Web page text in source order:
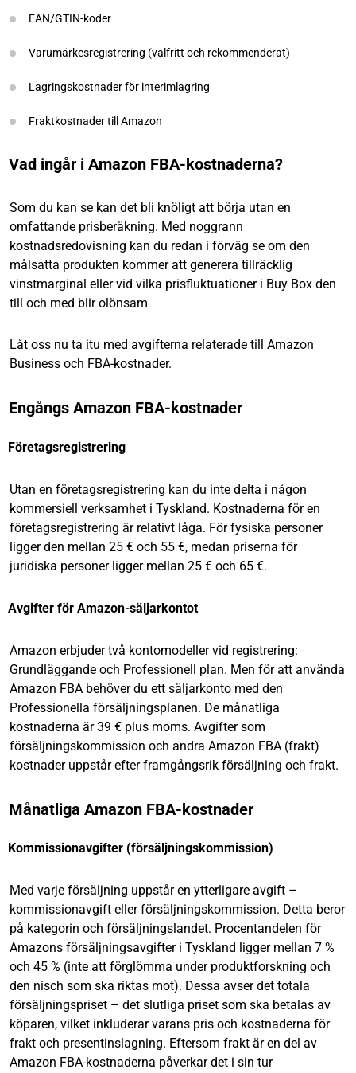
EAN/GTIN-koder
Varumärkesregistrering (valfritt och rekommenderat)
Lagringskostnader för interimlagring
Fraktkostnader till Amazon
Vad ingår i Amazon FBA-kostnaderna?
Som du kan se kan det bli knöligt att börja utan en
omfattande prisberäkning. Med noggrann
kostnadsredovisning kan du redan i förväg se om den
målsatta produkten kommer att generera tillräcklig
vinstmarginal eller vid vilka prisfluktuationer i Buy Box den
till och med blir olönsam
Låt oss nu ta itu med avgifterna relaterade till Amazon
Business och FBA-kostnader.
Engångs Amazon FBA-kostnader
Företagsregistrering
Utan en företagsregistrering kan du inte delta i någon
kommersiell verksamhet i Tyskland. Kostnaderna för en
företagsregistrering är relativt låga. För fysiska personer
ligger den mellan 25 € och 55 €, medan priserna för
juridiska personer ligger mellan 25 € och 65 €.
Avgifter för Amazon-säljarkontot
Amazon erbjuder två kontomodeller vid registrering:
Grundläggande och Professionell plan. Men för att använda
Amazon FBA behöver du ett säljarkonto med den
Professionella försäljningsplanen. De månatliga
kostnaderna är 39 € plus moms. Avgifter som
försäljningskommission och andra Amazon FBA (frakt)
kostnader uppstår efter framgångsrik försäljning och frakt.
Månatliga Amazon FBA-kostnader
Kommissionavgifter (försäljningskommission)
Med varje försäljning uppstår en ytterligare avgift –
kommissionavgift eller försäljningskommission. Detta beror
på kategorin och försäljningslandet. Procentandelen för
Amazons försäljningsavgifter i Tyskland ligger mellan 7 %
och 45 % (inte att förglömma under produktforskning och
den nisch som ska riktas mot). Dessa avser det totala
försäljningspriset – det slutliga priset som ska betalas av
köparen, vilket inkluderar varans pris och kostnaderna för
frakt och presentinslagning. Eftersom frakt är en del av
Amazon FBA-kostnaderna påverkar det i sin tur